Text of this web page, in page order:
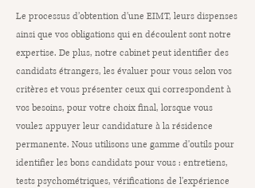
Le processus d’obtention d’une EIMT, leurs dispenses
ainsi que vos obligations qui en découlent sont notre
expertise. De plus, notre cabinet peut identifier des
candidats étrangers, les évaluer pour vous selon vos
critères et vous présenter ceux qui correspondent à
vos besoins, pour votre choix final, lorsque vous
voulez appuyer leur candidature à la résidence
permanente. Nous utilisons une gamme d'outils pour
identifier les bons candidats pour vous : entretiens,
tests psychométriques, vérifications de l'expérience